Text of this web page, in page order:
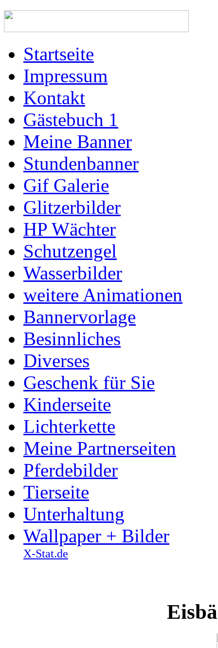
Startseite
Impressum
Kontakt
Gästebuch 1
Meine Banner
Stundenbanner
Gif Galerie
Glitzerbilder
HP Wächter
Schutzengel
Wasserbilder
weitere Animationen
Bannervorlage
Besinnliches
Diverses
Geschenk für Sie
Kinderseite
Lichterkette
Meine Partnerseiten
Pferdebilder
Tierseite
Unterhaltung
Wallpaper + Bilder
X-Stat.de